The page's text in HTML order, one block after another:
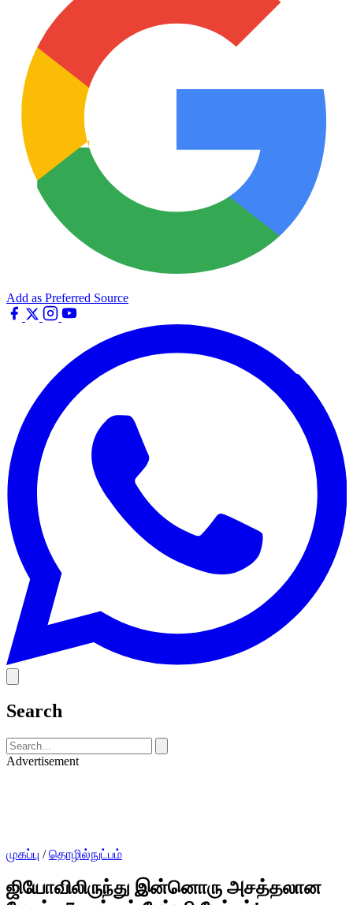
Add as Preferred Source
Search
Advertisement
முகப்பு / தொழில்நுட்பம்
ஜியோவிலிருந்து இன்னொரு அசத்தலான